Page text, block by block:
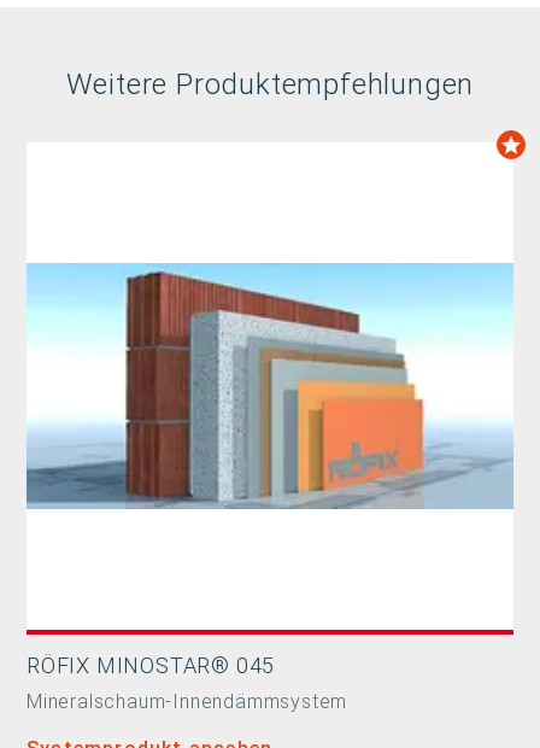
Weitere Produktempfehlungen
RÖFIX MINOSTAR® 045
Mineralschaum-Innendämmsystem